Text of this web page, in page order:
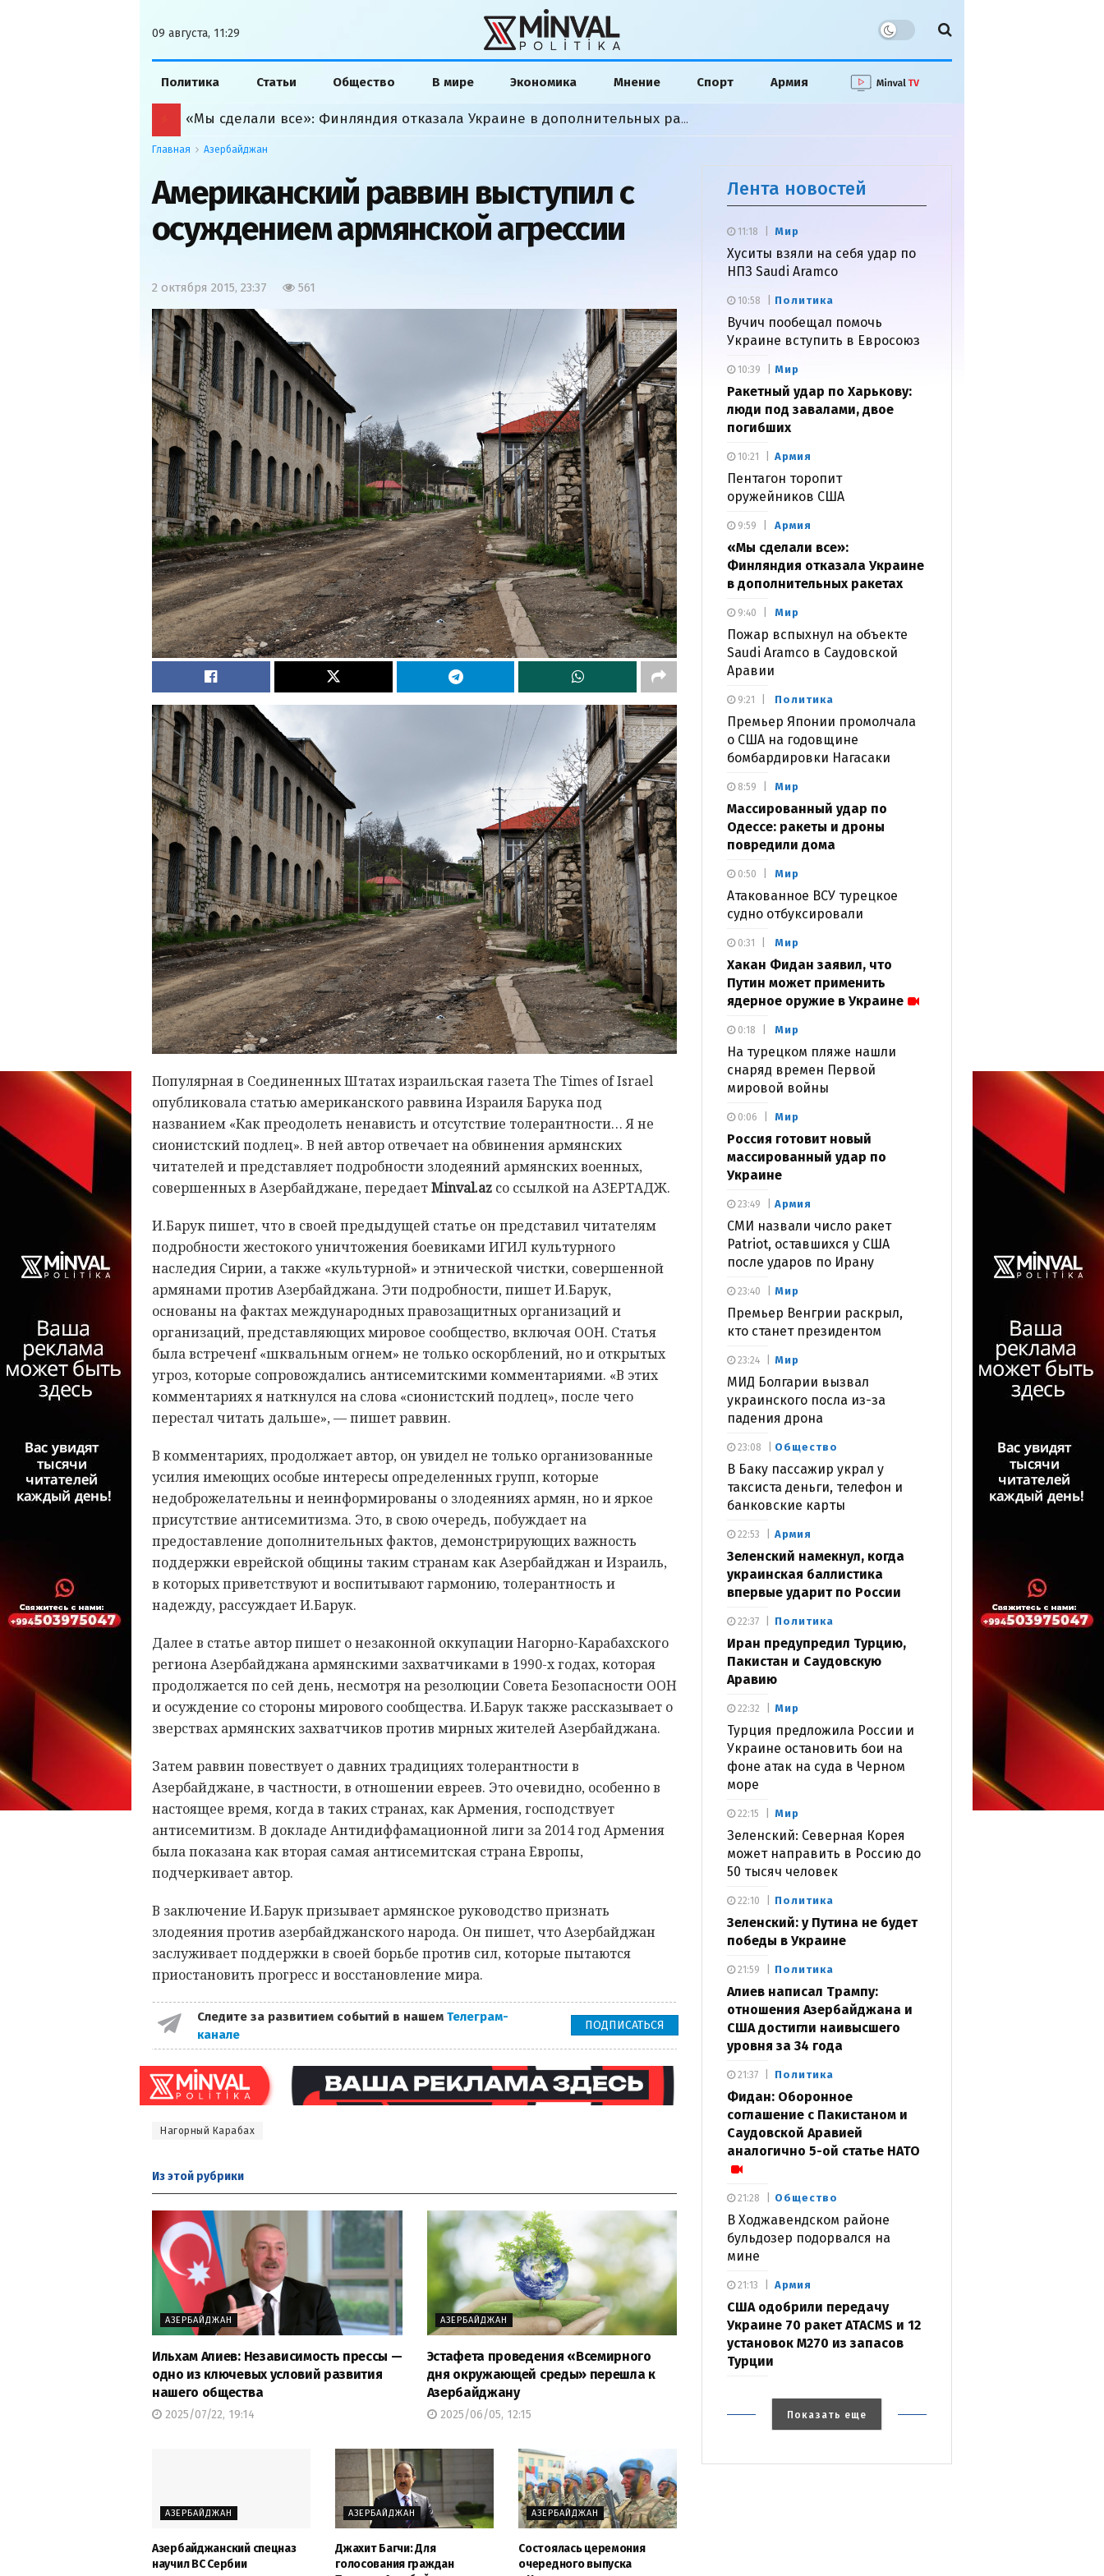
09 августа, 11:29
Политика Статьи Общество В мире Экономика Мнение Спорт Армия
«Мы сделали все»: Финляндия отказала Украине в дополнительных ракетах
Главная Азербайджан
Американский раввин выступил с
осуждением армянской агрессии
2 октября 2015, 23:37 561
Популярная в Соединенных Штатах израильская газета The Times of Israel
опубликовала статью американского раввина Израиля Барука под
названием «Как преодолеть ненависть и отсутствие толерантности… Я не
сионистский подлец». В ней автор отвечает на обвинения армянских
читателей и представляет подробности злодеяний армянских военных,
совершенных в Азербайджане, передаетMinval.az со ссылкой на АЗЕРТАДЖ.
И.Барук пишет, что в своей предыдущей статье он представил читателям
подробности жестокого уничтожения боевиками ИГИЛ культурного
наследия Сирии, а также «культурной» и этнической чистки, совершенной
армянами против Азербайджана. Эти подробности, пишет И.Барук,
основаны на фактах международных правозащитных организаций и
организаций, представляющих мировое сообщество, включая ООН. Статья
была встреченf «шквальным огнем» не только оскорблений, но и открытых
угроз, которые сопровождались антисемитскими комментариями. «В этих
комментариях я наткнулся на слова «сионистский подлец», после чего
перестал читать дальше», — пишет раввин.
В комментариях, продолжает автор, он увидел не только организованные
усилия имеющих особые интересы определенных групп, которые
недоброжелательны и неинформированы о злодеяниях армян, но и яркое
присутствие антисемитизма. Это, в свою очередь, побуждает на
предоставление дополнительных фактов, демонстрирующих важность
поддержки еврейской общины таким странам как Азербайджан и Израиль,
в которых приветствуют и воспитывают гармонию, толерантность и
надежду, рассуждает И.Барук.
Далее в статье автор пишет о незаконной оккупации Нагорно-Карабахского
региона Азербайджана армянскими захватчиками в 1990-х годах, которая
продолжается по сей день, несмотря на резолюции Совета Безопасности ООН
и осуждение со стороны мирового сообщества. И.Барук также рассказывает о
зверствах армянских захватчиков против мирных жителей Азербайджана.
Затем раввин повествует о давних традициях толерантности в
Азербайджане, в частности, в отношении евреев. Это очевидно, особенно в
настоящее время, когда в таких странах, как Армения, господствует
антисемитизм. В докладе Антидиффамационной лиги за 2014 год Армения
была показана как вторая самая антисемитская страна Европы,
подчеркивает автор.
В заключение И.Барук призывает армянское руководство признать
злодеяния против азербайджанского народа. Он пишет, что Азербайджан
заслуживает поддержки в своей борьбе против сил, которые пытаются
приостановить прогресс и восстановление мира.
Следите за развитием событий в нашем Телеграм-
канале
ПОДПИСАТЬСЯ
Нагорный Карабах
Из этой рубрики
АЗЕРБАЙДЖАН
Ильхам Алиев: Независимость прессы —
одно из ключевых условий развития
нашего общества
2025/07/22, 19:14
АЗЕРБАЙДЖАН
Эстафета проведения «Всемирного
дня окружающей среды» перешла к
Азербайджану
2025/06/05, 12:15
АЗЕРБАЙДЖАН
Азербайджанский спецназ
научил ВС Сербии
АЗЕРБАЙДЖАН
Джахит Багчи: Для
голосования граждан
АЗЕРБАЙДЖАН
Состоялась церемония
очередного выпуска
Лента новостей
Мир
Хуситы взяли на себя удар по
НПЗ Saudi Aramco
11:18
Политика
Вучич пообещал помочь
Украине вступить в Евросоюз
10:58
Мир
Ракетный удар по Харькову:
люди под завалами, двое
погибших
10:39
Армия
Пентагон торопит
оружейников США
10:21
Армия
«Мы сделали все»:
Финляндия отказала Украине
в дополнительных ракетах
9:59
Мир
Пожар вспыхнул на объекте
Saudi Aramco в Саудовской
Аравии
9:40
Политика
Премьер Японии промолчала
о США на годовщине
бомбардировки Нагасаки
9:21
Мир
Массированный удар по
Одессе: ракеты и дроны
повредили дома
8:59
Мир
Атакованное ВСУ турецкое
судно отбуксировали
0:50
Мир
Хакан Фидан заявил, что
Путин может применить
ядерное оружие в Украине
0:31
Мир
На турецком пляже нашли
снаряд времен Первой
мировой войны
0:18
Мир
Россия готовит новый
массированный удар по
Украине
0:06
Армия
СМИ назвали число ракет
Patriot, оставшихся у США
после ударов по Ирану
23:49
Мир
Премьер Венгрии раскрыл,
кто станет президентом
23:40
Мир
МИД Болгарии вызвал
украинского посла из-за
падения дрона
23:24
Общество
В Баку пассажир украл у
таксиста деньги, телефон и
банковские карты
23:08
Армия
Зеленский намекнул, когда
украинская баллистика
впервые ударит по России
22:53
Политика
Иран предупредил Турцию,
Пакистан и Саудовскую
Аравию
22:37
Мир
Турция предложила России и
Украине остановить бои на
фоне атак на суда в Черном
море
22:32
Мир
Зеленский: Северная Корея
может направить в Россию до
50 тысяч человек
22:15
Политика
Зеленский: у Путина не будет
победы в Украине
22:10
Политика
Алиев написал Трампу:
отношения Азербайджана и
США достигли наивысшего
уровня за 34 года
21:59
Политика
Фидан: Оборонное
соглашение с Пакистаном и
Саудовской Аравией
аналогично 5-ой статье НАТО
21:37
Общество
В Ходжавендском районе
бульдозер подорвался на
мине
21:28
Армия
США одобрили передачу
Украине 70 ракет ATACMS и 12
установок M270 из запасов
Турции
21:13
Показать еще